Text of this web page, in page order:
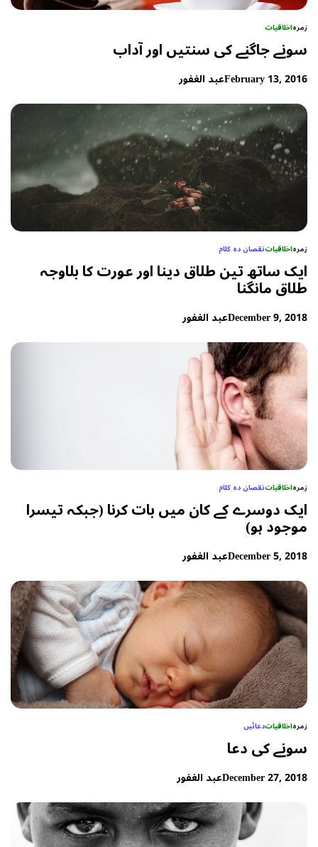
زمرہاخلاقیات
سونے جاگنے کی سنتیں اور آداب
February 13, 2016عبد الغفور
زمرہاخلاقیاتنقصان دہ کلام
ایک ساتھ تین طلاق دینا اور عورت کا بلاوجہ
طلاق مانگنا
December 9, 2018عبد الغفور
زمرہاخلاقیاتنقصان دہ کلام
ایک دوسرے کے کان میں بات کرنا (جبکہ تیسرا
موجود ہو)
December 5, 2018عبد الغفور
زمرہاخلاقیاتدعائیں
سونے کی دعا
December 27, 2018عبد الغفور